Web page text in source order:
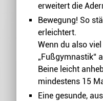
erweitert die
Bewegung! So
erleichtert.
Wenn du also
„Fußgymnastik“
Beine leicht
mindestens 15
Eine gesunde,